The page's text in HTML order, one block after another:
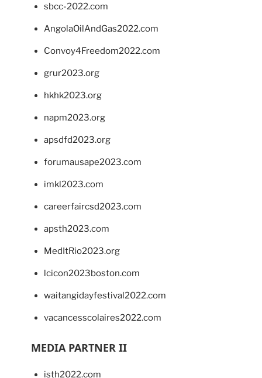
sbcc-2022.com
AngolaOilAndGas2022.com
Convoy4Freedom2022.com
grur2023.org
hkhk2023.org
napm2023.org
apsdfd2023.org
forumausape2023.com
imkl2023.com
careerfaircsd2023.com
apsth2023.com
MedItRio2023.org
lcicon2023boston.com
waitangidayfestival2022.com
vacancesscolaires2022.com
MEDIA PARTNER II
isth2022.com